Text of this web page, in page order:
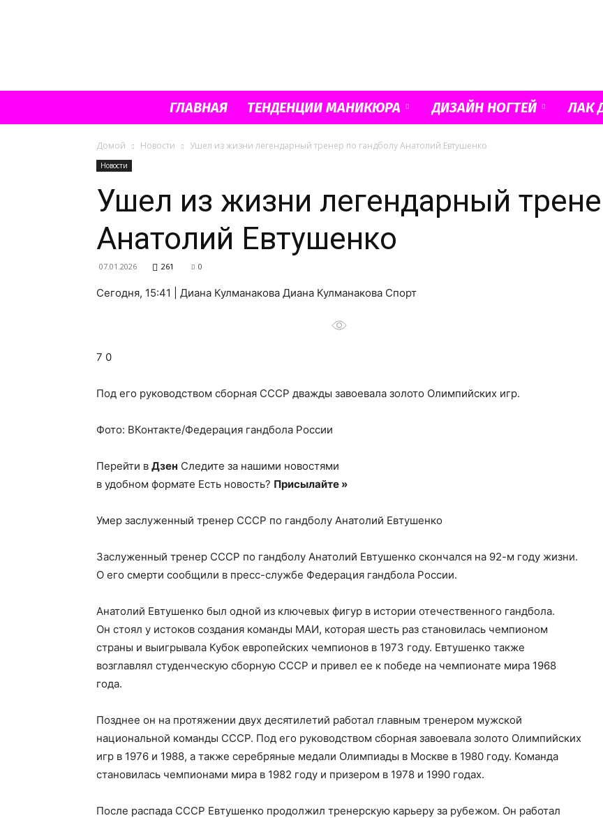
Французский
ГЛАВНАЯ ТЕНДЕНЦИИ МАНИКЮРА ДИЗАЙН НОГТЕЙ ЛАК
Домой Новости Ушел из жизни легендарный тренер по гандболу Анатолий Евтушенко
Новости
Ушел из жизни легендарный
Анатолий Евтушенко
07.01.2026 261 0
Сегодня, 15:41 | Диана Кулманакова Диана Кулманакова Спорт
7 0
Под его руководством сборная СССР дважды завоевала золото Олимпийских игр.
Фото: ВКонтакте/Федерация гандбола России
Перейти в Дзен Следите за нашими новостями
в удобном формате Есть новость? Присылайте »
Умер заслуженный тренер СССР по гандболу Анатолий Евтушенко
Заслуженный тренер СССР по гандболу Анатолий Евтушенко скончался на 92-м году жизни.
О его смерти сообщили в пресс-службе Федерация гандбола России.
Анатолий Евтушенко был одной из ключевых фигур в истории отечественного гандбола.
Он стоял у истоков создания команды МАИ, которая шесть раз становилась чемпионом
страны и выигрывала Кубок европейских чемпионов в 1973 году. Евтушенко также
возглавлял студенческую сборную СССР и привел ее к победе на чемпионате мира 1968
года.
Позднее он на протяжении двух десятилетий работал главным тренером мужской
национальной команды СССР. Под его руководством сборная завоевала золото Олимпийских
игр в 1976 и 1988, а также серебряные медали Олимпиады в Москве в 1980 году. Команда
становилась чемпионами мира в 1982 году и призером в 1978 и 1990 годах.
После распада СССР Евтушенко продолжил тренерскую карьеру за рубежом. Он работал